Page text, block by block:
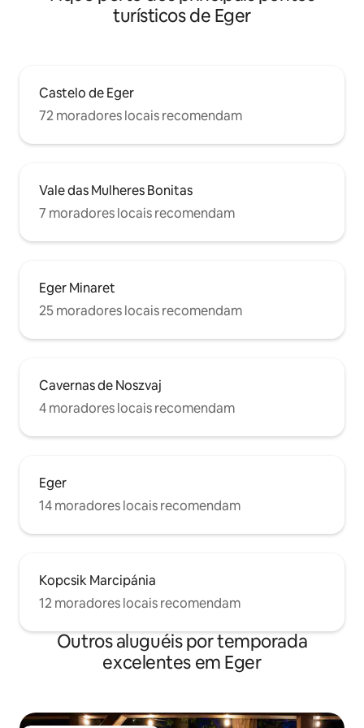
turísticos de Eger
Castelo de Eger
72 moradores locais recomendam
Vale das Mulheres Bonitas
7 moradores locais recomendam
Eger Minaret
25 moradores locais recomendam
Cavernas de Noszvaj
4 moradores locais recomendam
Eger
14 moradores locais recomendam
Kopcsik Marcipánia
12 moradores locais recomendam
Outros aluguéis por temporada
excelentes em Eger